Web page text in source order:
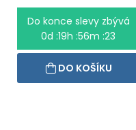
Do konce slevy zbývá
0d :19h :56m :23
DO KOŠÍKU